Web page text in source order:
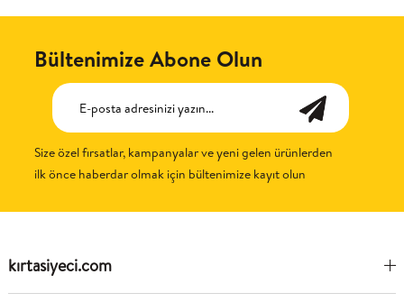
Bültenimize Abone Olun
Size özel fırsatlar, kampanyalar ve yeni gelen ürünlerden
ilk önce haberdar olmak için bültenimize kayıt olun
kırtasiyeci.com